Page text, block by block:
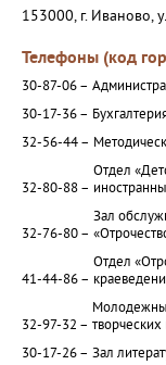
153000, г. Иваново,
Телефоны (код
30-87-06 –
30-17-36 –
32-56-44 –
32-80-88 –
Отдел
32-76-80 –
Зал
41-44-86 –
Отдел
32-97-32 –
30-17-26 – Зал